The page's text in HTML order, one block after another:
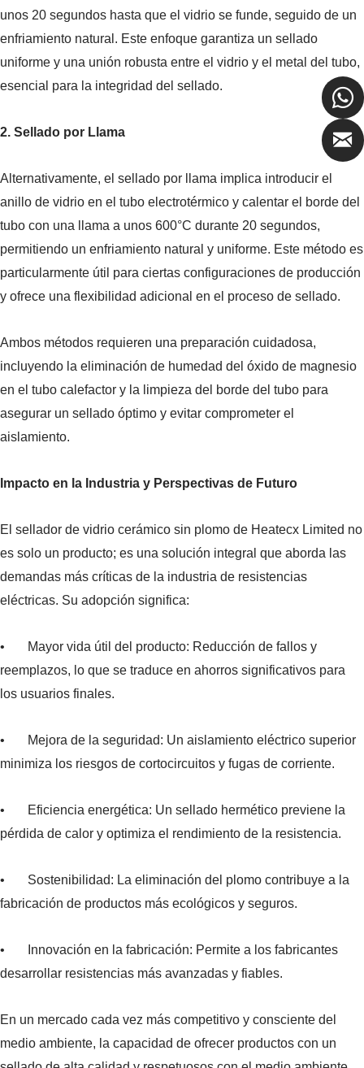
unos 20 segundos hasta que el vidrio se funde, seguido de un
enfriamiento natural. Este enfoque garantiza un sellado
uniforme y una unión robusta entre el vidrio y el metal del tubo,
esencial para la integridad del sellado.
2. Sellado por Llama
Alternativamente, el sellado por llama implica introducir el
anillo de vidrio en el tubo electrotérmico y calentar el borde del
tubo con una llama a unos 600°C durante 20 segundos,
permitiendo un enfriamiento natural y uniforme. Este método es
particularmente útil para ciertas configuraciones de producción
y ofrece una flexibilidad adicional en el proceso de sellado.
Ambos métodos requieren una preparación cuidadosa,
incluyendo la eliminación de humedad del óxido de magnesio
en el tubo calefactor y la limpieza del borde del tubo para
asegurar un sellado óptimo y evitar comprometer el
aislamiento.
Impacto en la Industria y Perspectivas de Futuro
El sellador de vidrio cerámico sin plomo de Heatecx Limited no
es solo un producto; es una solución integral que aborda las
demandas más críticas de la industria de resistencias
eléctricas. Su adopción significa:
• Mayor vida útil del producto: Reducción de fallos y
reemplazos, lo que se traduce en ahorros significativos para
los usuarios finales.
• Mejora de la seguridad: Un aislamiento eléctrico superior
minimiza los riesgos de cortocircuitos y fugas de corriente.
• Eficiencia energética: Un sellado hermético previene la
pérdida de calor y optimiza el rendimiento de la resistencia.
• Sostenibilidad: La eliminación del plomo contribuye a la
fabricación de productos más ecológicos y seguros.
• Innovación en la fabricación: Permite a los fabricantes
desarrollar resistencias más avanzadas y fiables.
En un mercado cada vez más competitivo y consciente del
medio ambiente, la capacidad de ofrecer productos con un